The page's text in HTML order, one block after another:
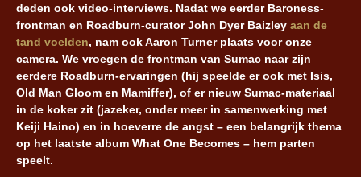
deden ook video-interviews. Nadat we eerder Baroness-
frontman en Roadburn-curator John Dyer Baizley aan de
tand voelden, nam ook Aaron Turner plaats voor onze
camera. We vroegen de frontman van Sumac naar zijn
eerdere Roadburn-ervaringen (hij speelde er ook met Isis,
Old Man Gloom en Mamiffer), of er nieuw Sumac-materiaal
in de koker zit (jazeker, onder meer in samenwerking met
Keiji Haino) en in hoeverre de angst – een belangrijk thema
op het laatste album What One Becomes – hem parten
speelt.